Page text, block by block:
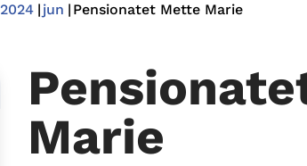
2024 jun Pensionatet Mette Marie
Marie